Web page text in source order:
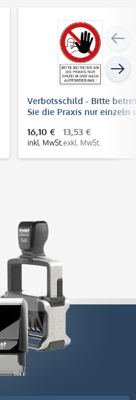
Verbotsschild - Bitte
Sie die Praxis nur einzeln
(200x300x4 mm)
16,10 €
inkl. MwSt.
13,53 €
exkl. MwSt.